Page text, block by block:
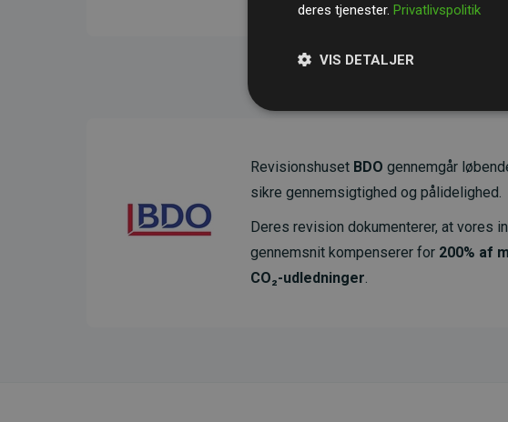
Revisionshuset BDO gennemgår
sikre gennemsigtighed og pålidelighed.
Deres revision dokumenterer, at vores
gennemsnit kompenserer for 200% af
CO₂-udledninger.
deres tjenester. Privatlivspolitik
VIS DETALJER